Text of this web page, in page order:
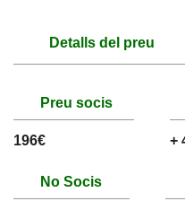
Detalls del preu
Preu socis
196€ +
No Socis